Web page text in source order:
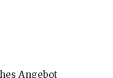
Angebot